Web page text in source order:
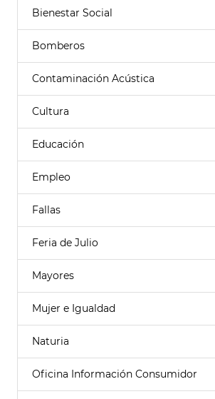
Bienestar Social
Bomberos
Contaminación Acústica
Cultura
Educación
Empleo
Fallas
Feria de Julio
Mayores
Mujer e Igualdad
Naturia
Oficina Información Consumidor